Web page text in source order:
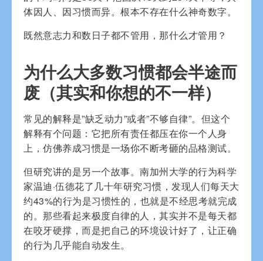
体因人、因习惯而异。根本不存在什么神奇数字。
既然意志力和数日子都不管用，那什么才管用？
为什么大多数习惯都会半途而
废（其实和你想的不一样）
常见的解释是”缺乏动力”或者”不够自律”。但这个
解释有个问题：它把所有责任都压在你一个人身
上，仿佛养成习惯是一场你不断考砸的品格测试。
但研究讲的是另一个故事。南加州大学的行为科学
家温迪·伍德花了几十年研究习惯，发现人们每天大
约43%的行为是习惯性的，也就是不经思考就完成
的。那些看起来极度自律的人，其实并不是每天都
在咬牙硬撑，而是把自己的环境设计好了，让正确
的行为几乎能自动发生。